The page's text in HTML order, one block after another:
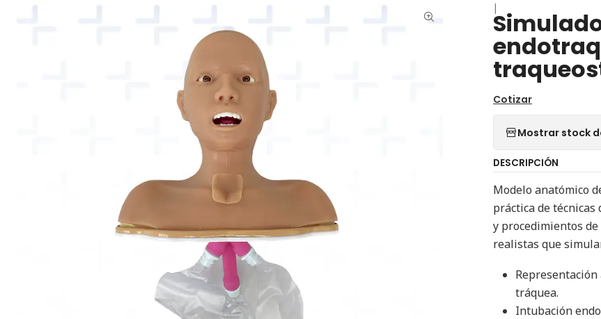
|
Cotizar
Mostrar stock
DESCRIPCIÓN
Modelo anatómico
práctica de
y procedimientos
realistas que
tráquea.
Intubación